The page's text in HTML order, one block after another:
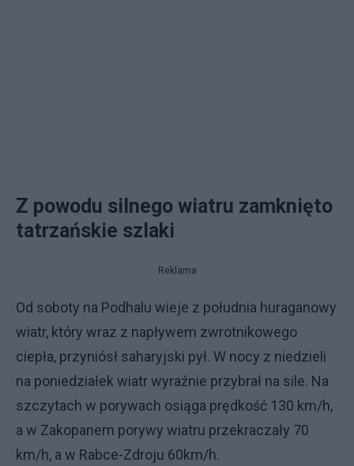
Z powodu silnego wiatru zamknięto
tatrzańskie szlaki
Reklama
Od soboty na Podhalu wieje z południa huraganowy
wiatr, który wraz z napływem zwrotnikowego
ciepła, przyniósł saharyjski pył. W nocy z niedzieli
na poniedziałek wiatr wyraźnie przybrał na sile. Na
szczytach w porywach osiąga prędkość 130 km/h,
a w Zakopanem porywy wiatru przekraczały 70
km/h, a w Rabce-Zdroju 60km/h.